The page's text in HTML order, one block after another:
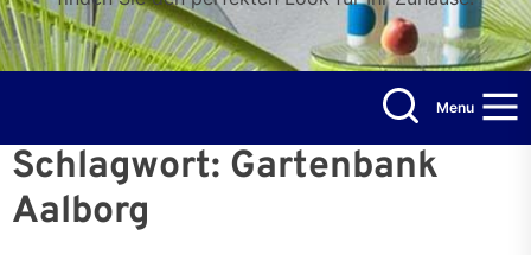
Menu
Schlagwort: Gartenbank
Aalborg